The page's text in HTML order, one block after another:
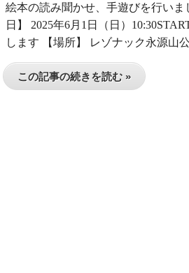
絵本の読み聞かせ、手遊びを行いま
日】 2025年6月1日（日）
します 【場所】 レゾナック永源
この記事の続きを読む »